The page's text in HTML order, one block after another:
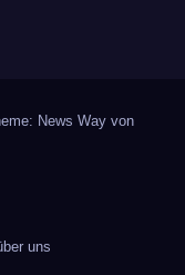
News Way von
uns